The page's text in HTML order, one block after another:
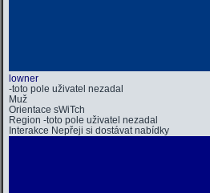
lowner
-toto pole uživatel nezadal
Muž
Orientace sWiTch
Region -toto pole uživatel nezadal
Interakce Nepřeji si dostávat nabídky